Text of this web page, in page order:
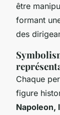
être
formant
des
Chaque
figure
Napoleon,